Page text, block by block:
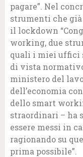
pagare”. Nel
strumenti che
il lockdown
working, due
quali i miei uffici
di vista
ministero del
dell’economia
dello smart
straordinari – ha
essere messi in
ragionando su
prima possibile”.